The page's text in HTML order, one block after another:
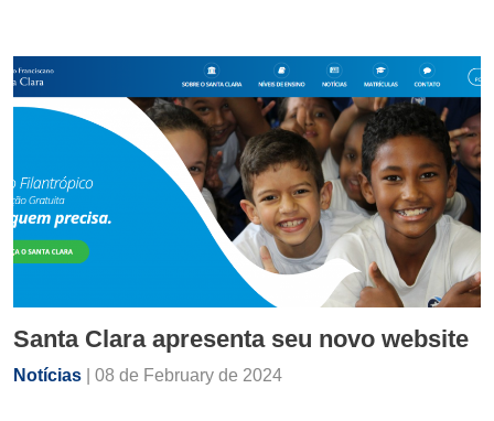
Santa Clara apresenta seu novo website
Notícias | 08 de February de 2024